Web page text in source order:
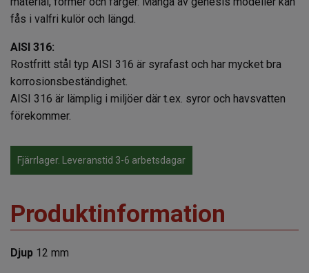
fås i valfri kulör och längd.
AISI 316:
Rostfritt stål typ AISI 316 är syrafast och har mycket bra
korrosionsbeständighet.
AISI 316 är lämplig i miljöer där t.ex. syror och havsvatten
förekommer.
Fjärrlager. Leveranstid 3-6 arbetsdagar
Produktinformation
Djup 12 mm